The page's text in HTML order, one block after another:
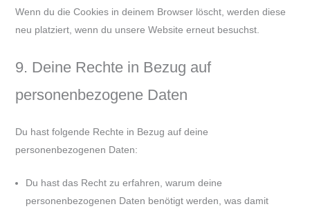
Wenn du die Cookies in deinem Browser löscht, werden diese
neu platziert, wenn du unsere Website erneut besuchst.
9. Deine Rechte in Bezug auf
personenbezogene Daten
Du hast folgende Rechte in Bezug auf deine
personenbezogenen Daten:
Du hast das Recht zu erfahren, warum deine
personenbezogenen Daten benötigt werden, was damit